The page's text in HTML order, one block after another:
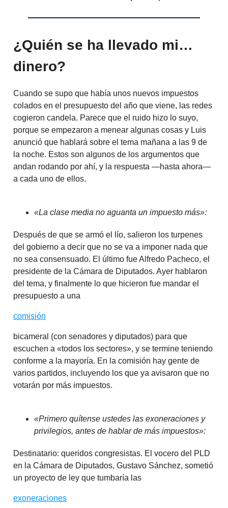
¿Quién se ha llevado mi…
dinero?
Cuando se supo que había unos nuevos impuestos
colados en el presupuesto del año que viene, las redes
cogieron candela. Parece que el ruido hizo lo suyo,
porque se empezaron a menear algunas cosas y Luis
anunció que hablará sobre el tema mañana a las 9 de
la noche. Estos son algunos de los argumentos que
andan rodando por ahí, y la respuesta —hasta ahora—
a cada uno de ellos.
«La clase media no aguanta un impuesto más»:
Después de que se armó el lío, salieron los turpenes
del gobierno a decir que no se va a imponer nada que
no sea consensuado. El último fue Alfredo Pacheco, el
presidente de la Cámara de Diputados. Ayer hablaron
del tema, y finalmente lo que hicieron fue mandar el
presupuesto a una
comisión
bicameral (con senadores y diputados) para que
escuchen a «todos los sectores», y se termine teniendo
conforme a la mayoría. En la comisión hay gente de
varios partidos, incluyendo los que ya avisaron que no
votarán por más impuestos.
«Primero quítense ustedes las exoneraciones y
privilegios, antes de hablar de más impuestos»:
Destinatario: queridos congresistas. El vocero del PLD
en la Cámara de Diputados, Gustavo Sánchez, sometió
un proyecto de ley que tumbaría las
exoneraciones